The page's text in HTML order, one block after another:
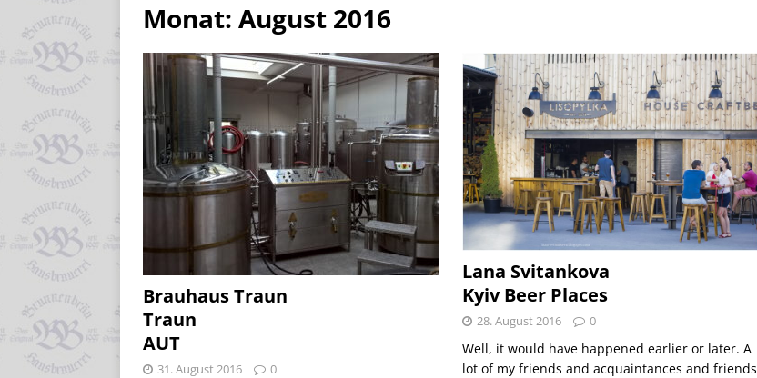
Monat: August 2016
Brauhaus Traun
Traun
AUT
31. August 2016 0
Lana Svitankova
Kyiv Beer Places
28. August 2016 0
Well, it would have happened earlier or later. A
lot of my friends and acquaintances and friends